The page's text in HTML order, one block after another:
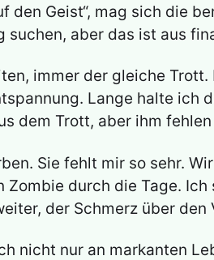
den Geist“, mag sich die
suchen, aber das ist aus
immer der gleiche
Lange halte ich
dem Trott, aber ihm
Sie fehlt mir so sehr.
Zombie durch die Tage.
der Schmerz über
nicht nur an markanten